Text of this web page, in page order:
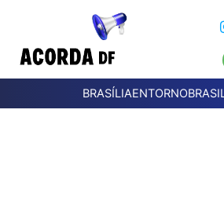
BRASÍLIAENTORNO